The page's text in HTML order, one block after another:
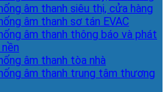
âm thanh siêu thị, cửa hàng
âm thanh sơ tán EVAC
âm thanh thông báo và phát
âm thanh tòa nhà
âm thanh trung tâm thương